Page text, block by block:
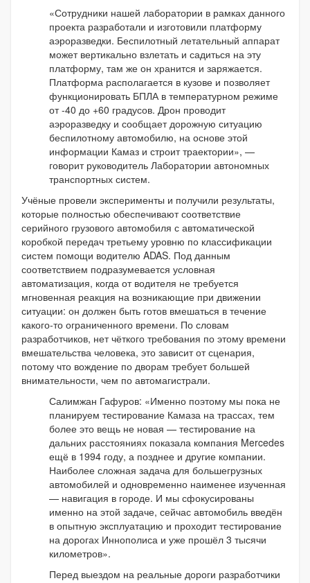
«Сотрудники нашей лаборатории в рамках данного
проекта разработали и изготовили платформу
аэроразведки. Беспилотный летательный аппарат
может вертикально взлетать и садиться на эту
платформу, там же он хранится и заряжается.
Платформа располагается в кузове и позволяет
функционировать БПЛА в температурном режиме
от -40 до +60 градусов. Дрон проводит
аэроразведку и сообщает дорожную ситуацию
беспилотному автомобилю, на основе этой
информации Камаз и строит траектории», —
говорит руководитель Лаборатории автономных
транспортных систем.
Учёные провели эксперименты и получили результаты,
которые полностью обеспечивают соответствие
серийного грузового автомобиля с автоматической
коробкой передач третьему уровню по классификации
систем помощи водителю ADAS. Под данным
соответствием подразумевается условная
автоматизация, когда от водителя не требуется
мгновенная реакция на возникающие при движении
ситуации: он должен быть готов вмешаться в течение
какого-то ограниченного времени. По словам
разработчиков, нет чёткого требования по этому времени
вмешательства человека, это зависит от сценария,
потому что вождение по дворам требует большей
внимательности, чем по автомагистрали.
Салимжан Гафуров: «Именно поэтому мы пока не
планируем тестирование Камаза на трассах, тем
более это вещь не новая — тестирование на
дальних расстояниях показала компания Mercedes
ещё в 1994 году, а позднее и другие компании.
Наиболее сложная задача для большегрузных
автомобилей и одновременно наименее изученная
— навигация в городе. И мы сфокусированы
именно на этой задаче, сейчас автомобиль введён
в опытную эксплуатацию и проходит тестирование
на дорогах Иннополиса и уже прошёл 3 тысячи
километров».
Перед выездом на реальные дороги разработчики